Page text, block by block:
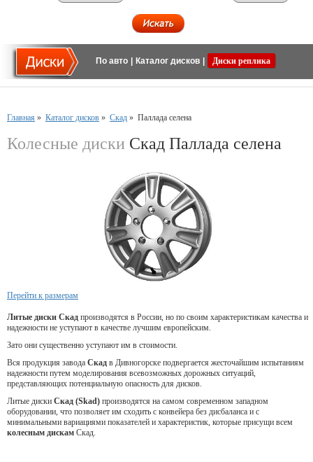
По авто Каталог дисков Диски реплика
Главная » Каталог дисков » Скад » Паллада селена
Колесные диски Скад Паллада селена
Перейти к размерам
Литые диски Скад производятся в России, но по своим характеристикам качества и
надежности не уступают в качестве лучшим европейским.
Зато они существенно уступают им в стоимости.
Вся продукция завода Скад в Дивногорске подвергается жесточайшим испытаниям
надежности путем моделирования всевозможных дорожных ситуаций,
представляющих потенциальную опасность для дисков.
Литые диски Скад (Skad) производятся на самом современном западном
оборудовании, что позволяет им сходить с конвейера без дисбаланса и с
минимальными вариациями показателей и характеристик, которые присущи всем
колесным дискам Скад.